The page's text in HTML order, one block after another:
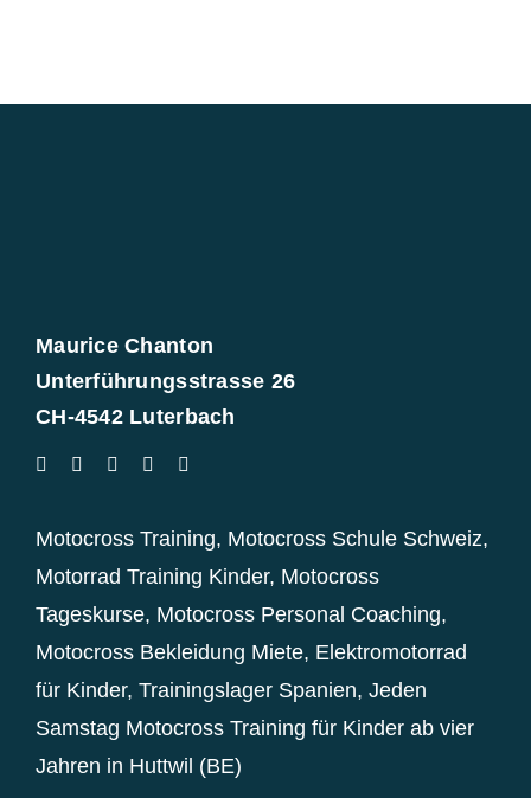
Maurice Chanton
Unterführungsstrasse 26
CH-4542 Luterbach
Motocross Training, Motocross Schule Schweiz,
Motorrad Training Kinder, Motocross
Tageskurse, Motocross Personal Coaching,
Motocross Bekleidung Miete, Elektromotorrad
für Kinder, Trainingslager Spanien, Jeden
Samstag Motocross Training für Kinder ab vier
Jahren in Huttwil (BE)